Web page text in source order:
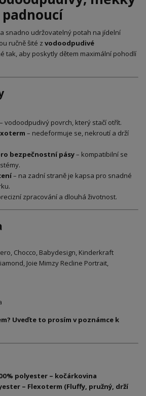
snadno udržovatelný potah na jídelní
ručně šité z vodoodpudivé
tak, aby poskytly dětem maximální pohodlí
výhody
– vodoodpudivý povrch, který stačí otřít.
– nedeformuje se, nekroutí a drží
bezpečnostní pásy– kompatibilní se
– na zadní straně je kapsa pro snadné
zpracování a dlouhá životnost.
Chocco, Babydesign, Kinderkraft
Joie Mimzy Recline Portrait,
Uveďte to prosím v poznámce k
polyester – kočárkovina
– Flexoterm (Fluffy, pružný, drží